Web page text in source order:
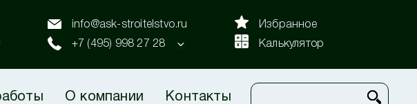
info@ask-stroitelstvo.ru
+7 (495) 998 27 28
Избранное
Калькулятор
О компании Контакты